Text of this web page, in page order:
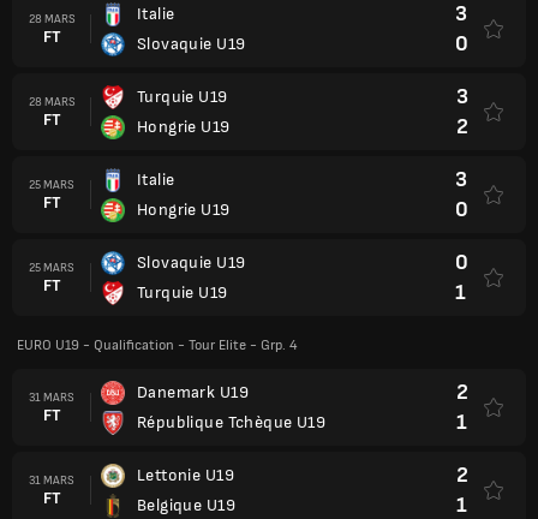
28 MARS
FT
Italie
Slovaquie U19
3
0
28 MARS
FT
Turquie U19
Hongrie U19
3
2
25 MARS
FT
Italie
Hongrie U19
3
0
25 MARS
FT
Slovaquie U19
Turquie U19
0
1
EURO U19 - Qualification - Tour Elite - Grp. 4
31 MARS
FT
Danemark U19
République Tchèque U19
2
1
31 MARS
FT
Lettonie U19
Belgique U19
2
1